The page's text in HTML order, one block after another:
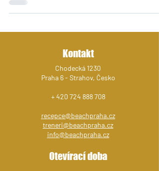
Kontakt
Chodecká 1230
Praha 6 - Strahov, Česko
+420 724 888 708
recepce@beachpraha.cz
treneri@beachpraha.cz
info@beachpraha.cz
Otevírací doba